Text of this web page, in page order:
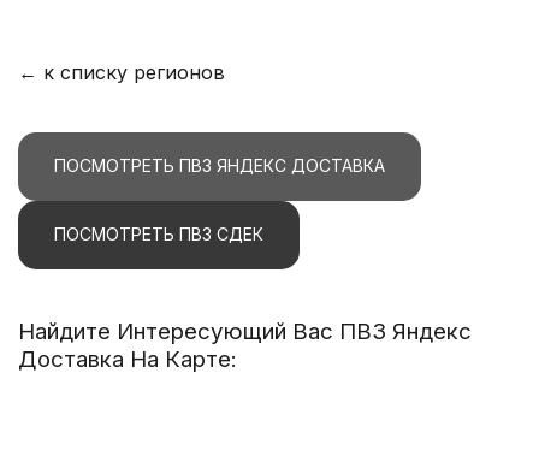
← к списку регионов
ПОСМОТРЕТЬ ПВЗ ЯНДЕКС ДОСТАВКА
ПОСМОТРЕТЬ ПВЗ СДЕК
Найдите Интересующий Вас ПВЗ Яндекс
Доставка На Карте: